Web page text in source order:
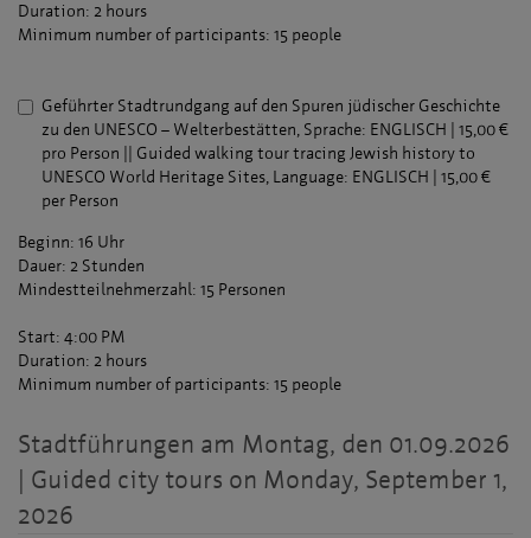
Duration: 2 hours
Minimum number of participants: 15 people
Geführter Stadtrundgang auf den Spuren jüdischer Geschichte
zu den UNESCO – Welterbestätten, Sprache: ENGLISCH | 15,00 €
pro Person || Guided walking tour tracing Jewish history to
UNESCO World Heritage Sites, Language: ENGLISCH | 15,00 €
per Person
Beginn: 16 Uhr
Dauer: 2 Stunden
Mindestteilnehmerzahl: 15 Personen
Start: 4:00 PM
Duration: 2 hours
Minimum number of participants: 15 people
Stadtführungen am Montag, den 01.09.2026
| Guided city tours on Monday, September 1,
2026